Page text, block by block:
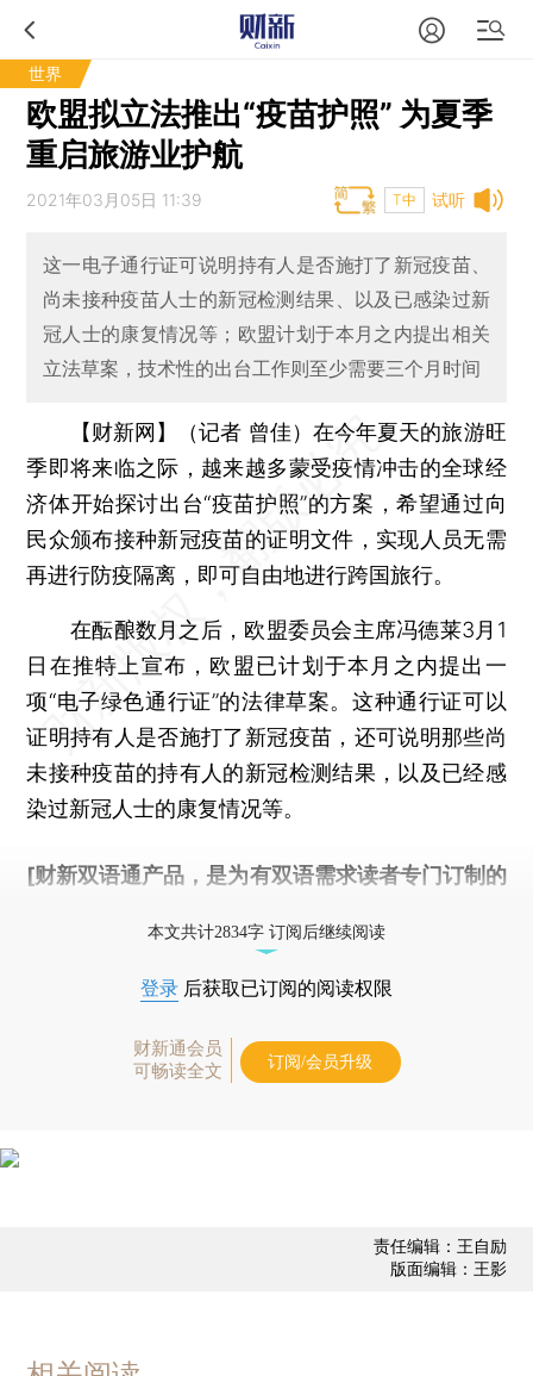
世界
欧盟拟立法推出“疫苗护照” 为夏季
重启旅游业护航
试听
2021年03月05日 11:39 T中
这一电子通行证可说明持有人是否施打了新冠疫苗、
尚未接种疫苗人士的新冠检测结果、以及已感染过新
冠人士的康复情况等；欧盟计划于本月之内提出相关
立法草案，技术性的出台工作则至少需要三个月时间
【财新网】（记者 曾佳） 在今年夏天的旅游旺
季即将来临之际，越来越多蒙受疫情冲击的全球经
济体开始探讨出台“疫苗护照”的方案，希望通过向
民众颁布接种新冠疫苗的证明文件，实现人员无需
再进行防疫隔离，即可自由地进行跨国旅行。
在酝酿数月之后，欧盟委员会主席冯德莱3月1
日在推特上宣布，欧盟已计划于本月之内提出一
项“电子绿色通行证”的法律草案。这种通行证可以
证明持有人是否施打了新冠疫苗，还可说明那些尚
未接种疫苗的持有人的新冠检测结果，以及已经感
染过新冠人士的康复情况等。
[财新双语通产品，是为有双语需求读者专门订制的
本文共计2834字 订阅后继续阅读
登录 后获取已订阅的阅读权限
财新通会员
可畅读全文
订阅/会员升级
责任编辑：王自励
版面编辑：王影